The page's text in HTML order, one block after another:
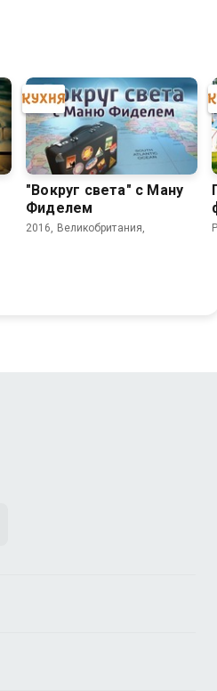
"Вокруг света" с Ману
Фиделем
2016, Великобритания,